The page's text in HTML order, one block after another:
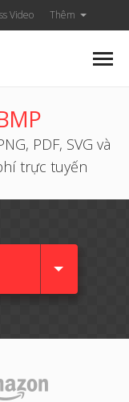
Video Thêm
PDF, SVG và
trực tuyến